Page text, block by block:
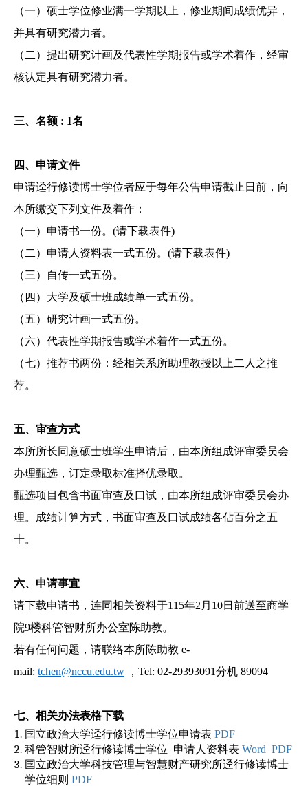
（一） 硕士学位修业满一学期以上，修业期间成绩优异，
并具有研究潜力者。
（二） 提出研究计画及代表性学期报告或学术着作，经审
核认定具有研究潜力者。
三、名额 : 1名
四、申请文件
申请迳行修读博士学位者应于每年公告申请截止日前，向
本所缴交下列文件及着作：
（一） 申请书一份。(请下载表件)
（二） 申请人资料表一式五份。(请下载表件)
（三）
自传一式五份。
（四） 大学及硕士班成绩单一式五份。
（五） 研究计画一式五份。
（六） 代表性学期报告或学术着作一式五份。
（七） 推荐书两份：经相关系所助理教授以上二人之推
荐。
五、 审查方式
本所所长同意硕士班学生申请后，由本所组成评审委员会
办理甄选，订定录取标准择优录取。
甄选项目包含书面审查及口试，由本所组成评审委员会办
理。成绩计算方式，书面审查及口试成绩各佔百分之五
十。
六、 申请事宜
请下载申请书，连同相关资料于115年2月10日前送至商学
院9楼科管智财所办公室陈助教。
若有任何问题，请联络本所陈助教 e-
mail: tchen@nccu.edu.tw ， Tel: 02-29393091分机 89094
七、 相关办法表格下载
国立政治大学迳行修读博士学位申请表 PDF
科管智财所迳行修读博士学位_申请人资料表 Word PDF
国立政治大学科技管理与智慧财产研究所迳行修读博士
学位细则 PDF